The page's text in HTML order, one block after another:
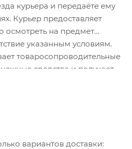
курьера и передаёте ему
Курьер предоставляет
осмотреть на предмет
указанным условиям.
товаросопроводительные
средства и получает
вариантов доставки: